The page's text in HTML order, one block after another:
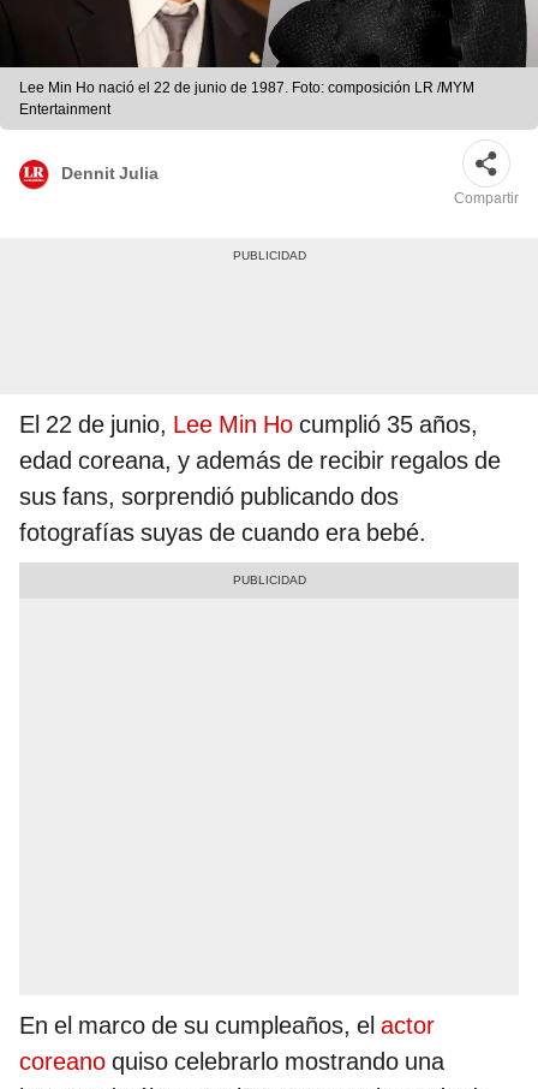
Lee Min Ho nació el 22 de junio de 1987. Foto: composición LR /MYM
Entertainment
Dennit Julia
Compartir
El 22 de junio, Lee Min Ho cumplió 35 años,
edad coreana, y además de recibir regalos de
sus fans, sorprendió publicando dos
fotografías suyas de cuando era bebé.
En el marco de su cumpleaños, el actor
coreano quiso celebrarlo mostrando una